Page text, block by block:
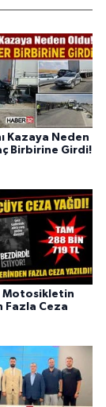
Kazaya Neden
Birbirine Girdi!
Motosikletin
Fazla Ceza